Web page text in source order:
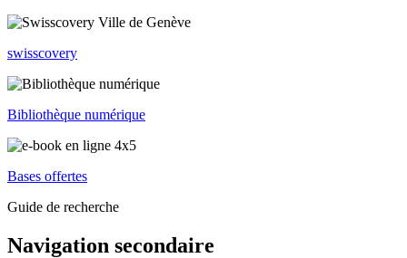
swisscovery
Bibliothèque numérique
Bases offertes
Guide de recherche
Navigation secondaire